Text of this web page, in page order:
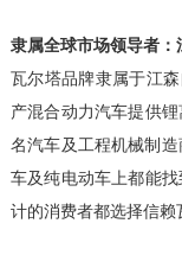
隶属全球市场领导者
瓦尔塔品牌隶属于江森
产混合动力汽车提供锂
名汽车及工程机械制造商
车及纯电动车上都能找
计的消费者都选择信赖